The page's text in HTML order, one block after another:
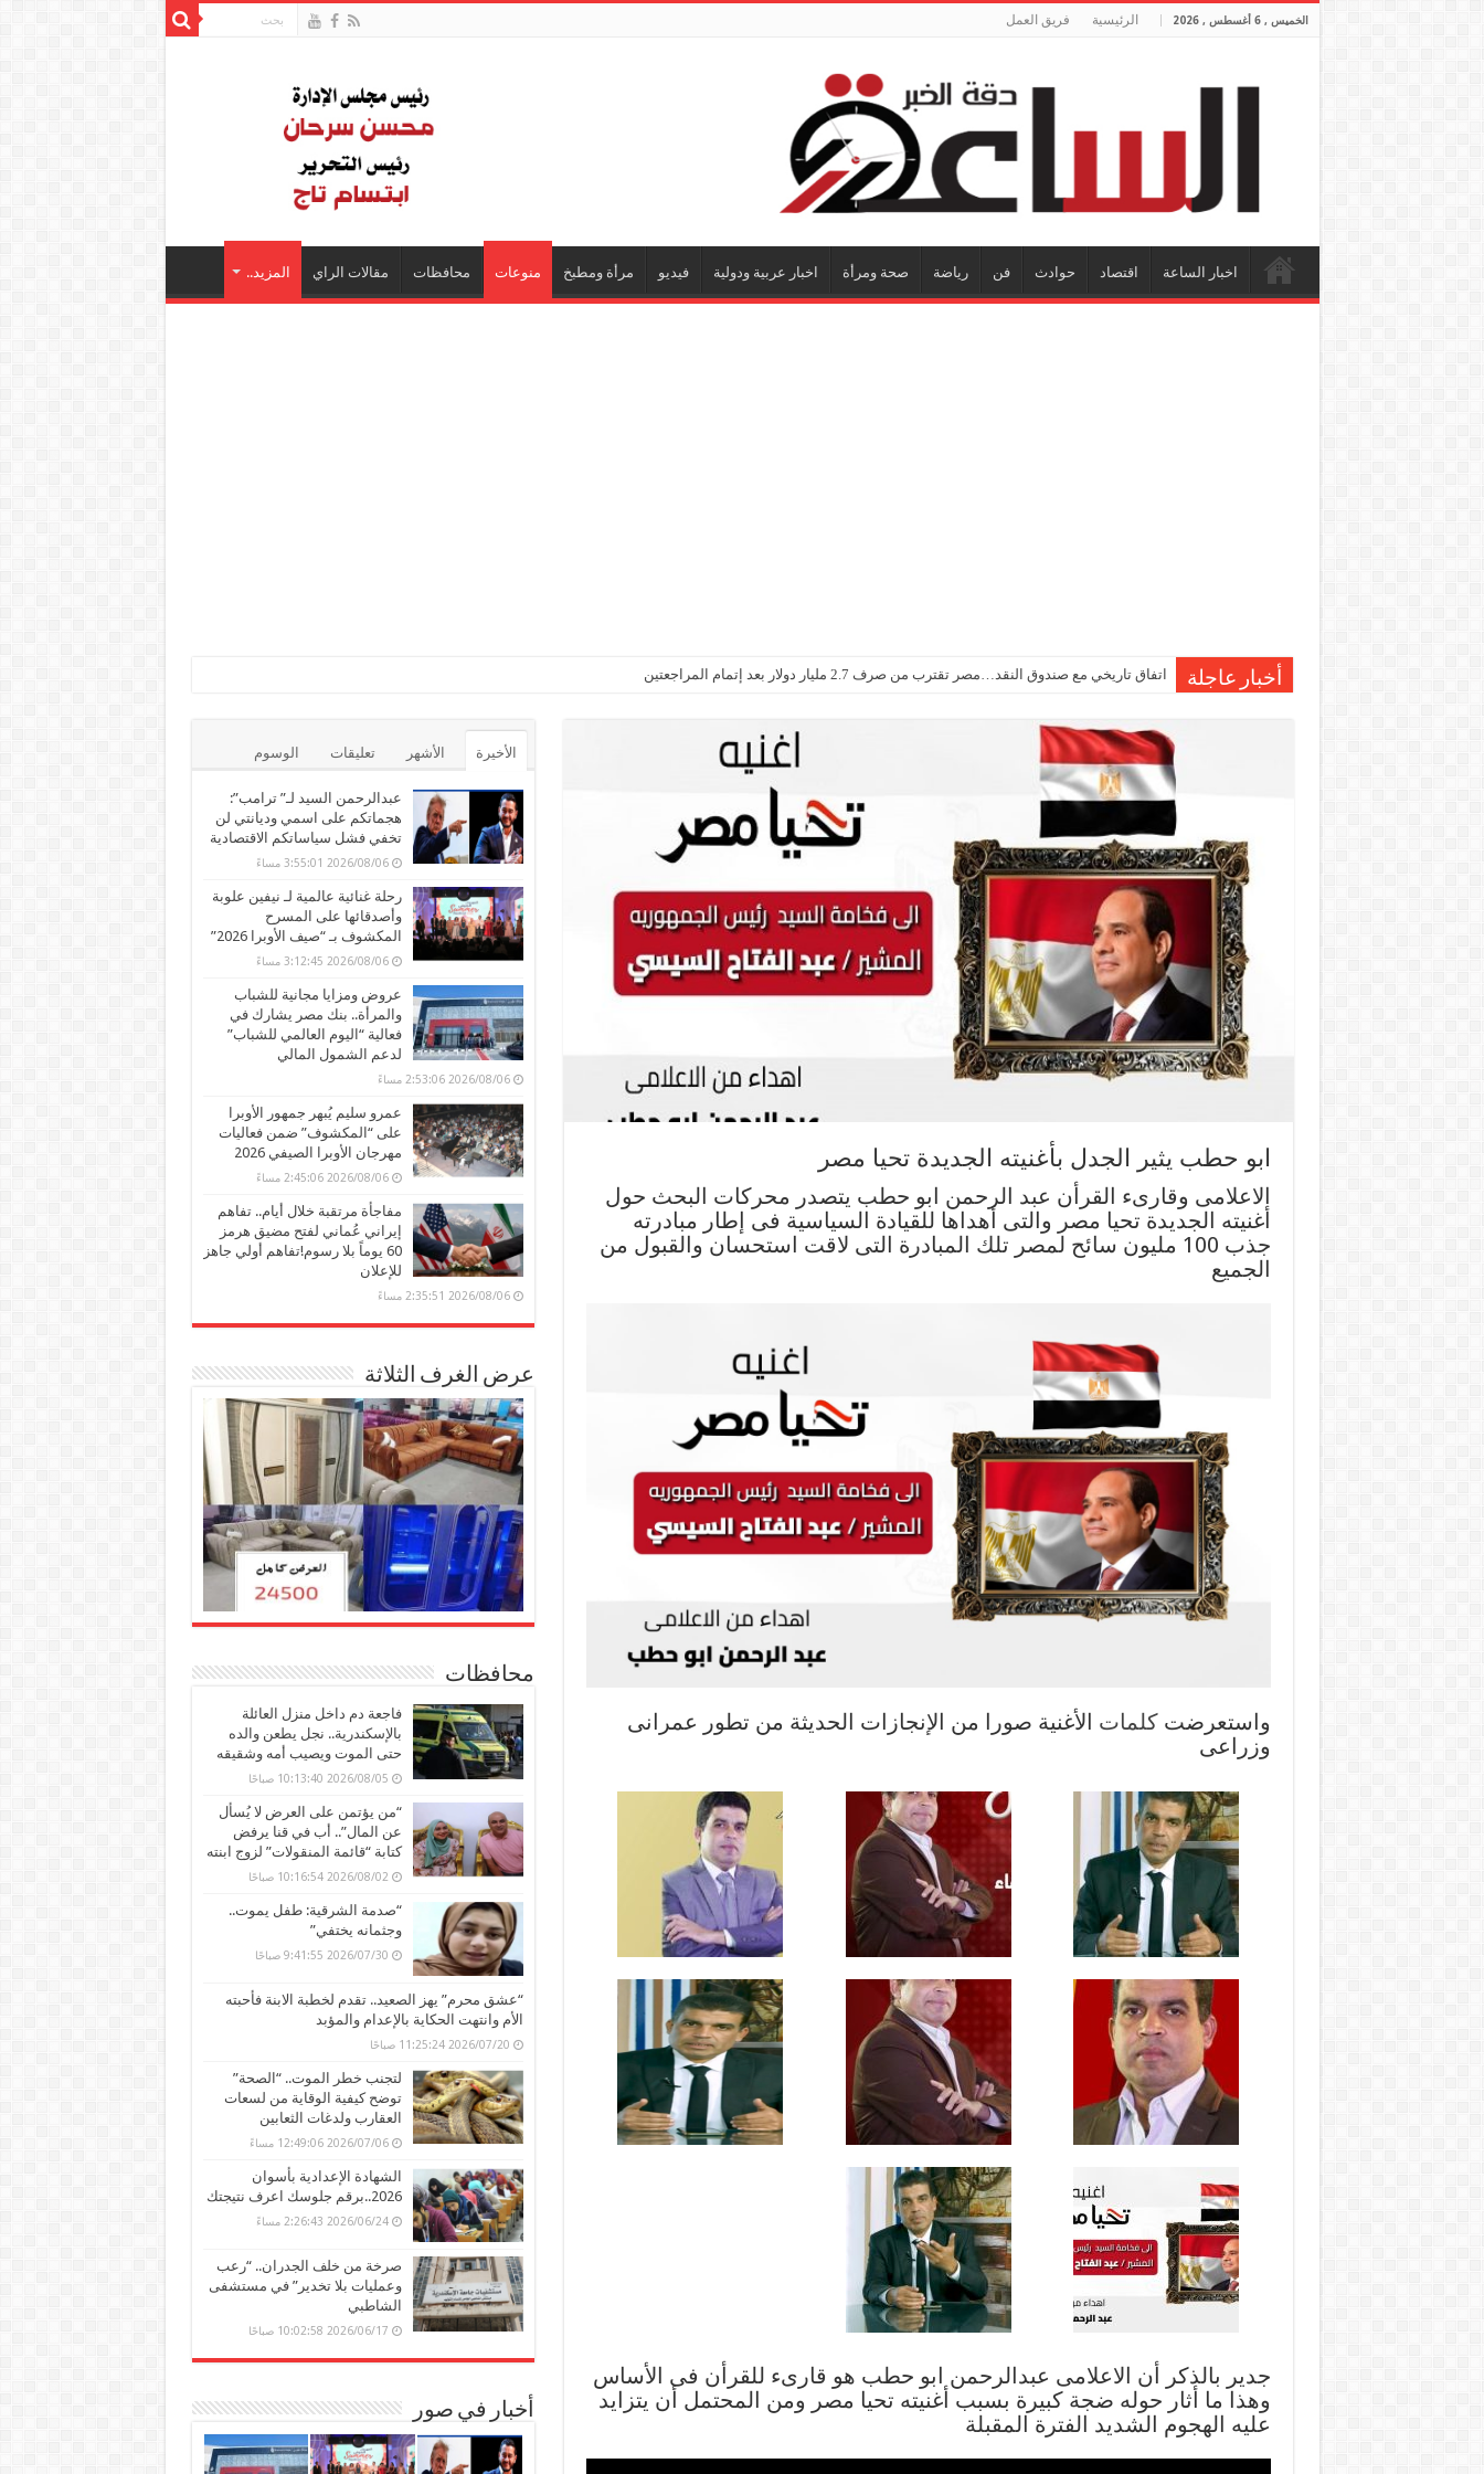
الخميس , 6 أغسطس , 2026 الرئيسية فريق العمل
اخبار الساعة اقتصاد حوادث فن رياضة صحة ومرأة اخبار عربية ودولية فيديو مرأة ومطبخ منوعات محافظات مقالات الراي المزيد..
أخبار عاجلة اتفاق تاريخي مع صندوق النقد…مصر تقترب من صرف 2.7 مليار دولار بعد إتمام المراجعتين
درجات الحرارة اليوم في مصر… أجواء باردة مع أمطار خفيفة
ابو حطب يثير الجدل بأغنيته الجديدة تحيا مصر
الاعلامى وقارىء القرأن عبد الرحمن ابو حطب يتصدر محركات البحث حول
أغنيته الجديدة تحيا مصر والتى أهداها للقيادة السياسية فى إطار مبادرته
جذب 100 مليون سائح لمصر تلك المبادرة التى لاقت استحسان والقبول من
الجميع
واستعرضتكلمات الأغنية صورا من الإنجازات الحديثة من تطور عمرانى
وزراعى
جدير بالذكر أن الاعلامى عبدالرحمن ابو حطب هو قارىء للقرأن فى الأساس
وهذا ما أثار حوله ضجة كبيرة بسبب أغنيته تحيا مصر ومن المحتمل أن يتزايد
عليه الهجوم الشديد الفترة المقبلة
الأخيرة الأشهر تعليقات الوسوم
عبدالرحمن السيد لـ” ترامب”:
هجماتكم على اسمي وديانتي لن
تخفي فشل سياساتكم الاقتصادية
2026/08/06 3:55:01 مساءً
رحلة غنائية عالمية لـ نيفين علوبة
وأصدقائها على المسرح
المكشوف بـ “صيف الأوبرا 2026”
2026/08/06 3:12:45 مساءً
عروض ومزايا مجانية للشباب
والمرأة.. بنك مصر يشارك في
فعالية “اليوم العالمي للشباب”
لدعم الشمول المالي
2026/08/06 2:53:06 مساءً
عمرو سليم يُبهر جمهور الأوبرا
على “المكشوف” ضمن فعاليات
مهرجان الأوبرا الصيفي 2026
2026/08/06 2:45:06 مساءً
مفاجأة مرتقبة خلال أيام.. تفاهم
إيراني عُماني لفتح مضيق هرمز
60 يوماً بلا رسوم!تفاهم أولي جاهز
للإعلان
2026/08/06 2:35:51 مساءً
عرض الغرف الثلاثة
محافظات
فاجعة دم داخل منزل العائلة
بالإسكندرية.. نجل يطعن والده
حتى الموت ويصيب أمه وشقيقه
2026/08/05 10:13:40 صباحًا
“من يؤتمن على العرض لا يُسأل
عن المال”.. أب في قنا يرفض
كتابة “قائمة المنقولات” لزوج ابنته
2026/08/02 10:16:54 صباحًا
“صدمة الشرقية: طفل يموت..
وجثمانه يختفي”
2026/07/30 9:41:55 صباحًا
“عشق محرم” يهز الصعيد.. تقدم لخطبة الابنة فأحبته
الأم وانتهت الحكاية بالإعدام والمؤبد
2026/07/20 11:25:24 صباحًا
لتجنب خطر الموت.. “الصحة”
توضح كيفية الوقاية من لسعات
العقارب ولدغات الثعابين
2026/07/06 12:49:06 مساءً
الشهادة الإعدادية بأسوان
2026..برقم جلوسك اعرف نتيجتك
2026/06/24 2:26:43 مساءً
صرخة من خلف الجدران.. “رعب
وعمليات بلا تخدير” في مستشفى
الشاطبي
2026/06/17 10:02:58 صباحًا
أخبار في صور